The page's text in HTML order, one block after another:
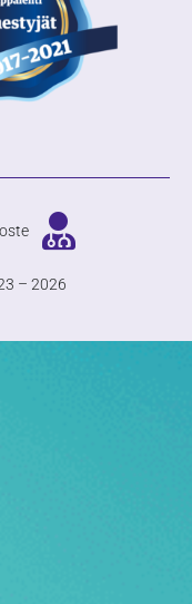
– 2026